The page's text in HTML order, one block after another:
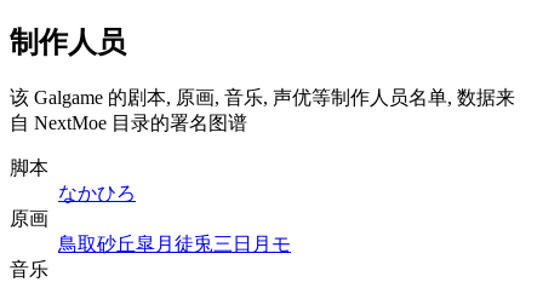
制作人员
该 Galgame 的剧本, 原画, 音乐, 声优等制作人员名单, 数据来
自 NextMoe 目录的署名图谱
脚本
なかひろ
原画
鳥取砂丘皐月徒兎三日月モ
音乐